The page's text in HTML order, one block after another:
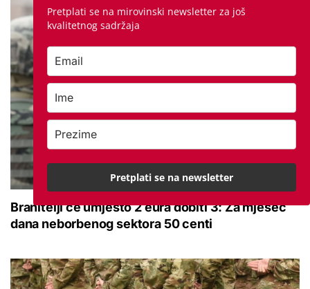
Branitelji će umjesto 2 eura dobiti 3: Za mjesec
dana neborbenog sektora 50 centi
Pretplati se na mirovinski newsletter za još
kvalitetnog sadržaja
Pretplati se na newsletter